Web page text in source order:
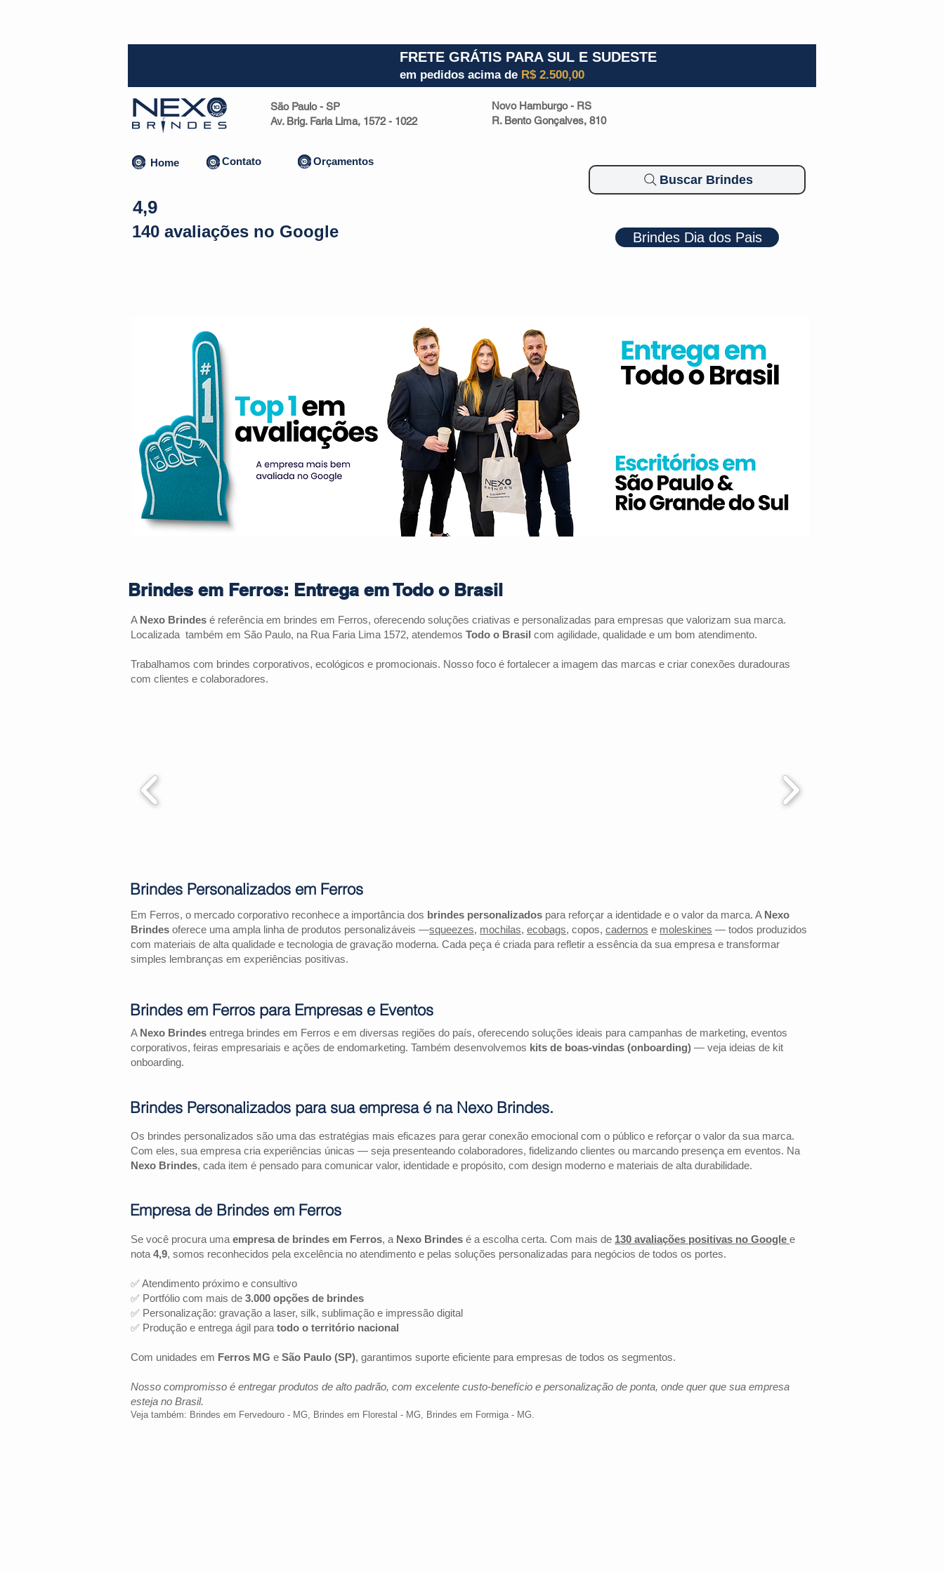
FRETE GRÁTIS PARA SUL E SUDESTE
em pedidos acima de R$ 2.500,00
São Paulo - SP
Av. Brig. Faria Lima, 1572 - 1022
Novo Hamburgo - RS
R. Bento Gonçalves, 810
Home Contato Orçamentos
4,9
140 avaliações no Google
Buscar Brindes
Brindes Dia dos Pais
Brindes em Ferros: Entrega em Todo o Brasil
A Nexo Brindes é referência em brindes em Ferros, oferecendo soluções criativas e personalizadas para empresas que valorizam sua marca.
Localizada também em São Paulo, na Rua Faria Lima 1572, atendemos Todo o Brasil com agilidade, qualidade e um bom atendimento.
Trabalhamos com brindes corporativos, ecológicos e promocionais. Nosso foco é fortalecer a imagem das marcas e criar conexões duradouras
com clientes e colaboradores.
Em Ferros, o mercado corporativo reconhece a importância dos brindes personalizados para reforçar a identidade e o valor da marca. A Nexo
Brindes oferece uma ampla linha de produtos personalizáveis —squeezes, mochilas, ecobags, copos, cadernos e moleskines — todos produzidos
com materiais de alta qualidade e tecnologia de gravação moderna. Cada peça é criada para refletir a essência da sua empresa e transformar
simples lembranças em experiências positivas.
A Nexo Brindes entrega brindes em Ferros e em diversas regiões do país, oferecendo soluções ideais para campanhas de marketing, eventos
corporativos, feiras empresariais e ações de endomarketing. Também desenvolvemos kits de boas-vindas (onboarding) — veja ideias de kit
onboarding.
Os brindes personalizados são uma das estratégias mais eficazes para gerar conexão emocional com o público e reforçar o valor da sua marca.
Com eles, sua empresa cria experiências únicas — seja presenteando colaboradores, fidelizando clientes ou marcando presença em eventos. Na
Nexo Brindes, cada item é pensado para comunicar valor, identidade e propósito, com design moderno e materiais de alta durabilidade.
Se você procura uma empresa de brindes em Ferros, a Nexo Brindes é a escolha certa. Com mais de 130 avaliações positivas no Google e
nota 4,9, somos reconhecidos pela excelência no atendimento e pelas soluções personalizadas para negócios de todos os portes.
✅ Atendimento próximo e consultivo
✅ Portfólio com mais de 3.000 opções de brindes
✅ Personalização: gravação a laser, silk, sublimação e impressão digital
✅ Produção e entrega ágil para todo o território nacional
Com unidades em Ferros MG e São Paulo (SP), garantimos suporte eficiente para empresas de todos os segmentos.
Nosso compromisso é entregar produtos de alto padrão, com excelente custo-benefício e personalização de ponta, onde quer que sua empresa
esteja no Brasil.
Veja também: Brindes em Fervedouro - MG, Brindes em Florestal - MG, Brindes em Formiga - MG.
Brindes Personalizados em Ferros
Brindes em Ferros para Empresas e Eventos
Brindes Personalizados para sua empresa é na Nexo Brindes.
Empresa de Brindes em Ferros